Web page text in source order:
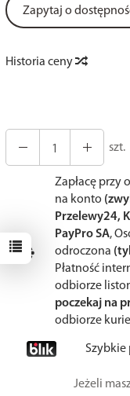
Zapytaj o
Historia ceny
szt.
Zapłacę przy
na konto
Przelewy24,
PayPro SA,
odroczona
Płatność
odbiorze
poczekaj na
odbiorze
Szybkie
Jeżeli